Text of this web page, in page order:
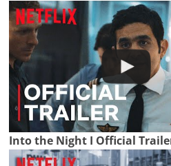
Into the Night I Official